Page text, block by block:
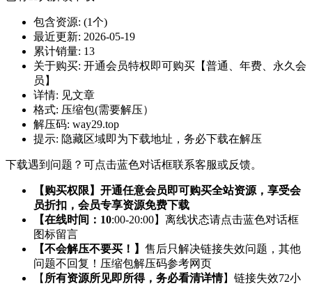
包含资源: (1个)
最近更新: 2026-05-19
累计销量: 13
关于购买: 开通会员特权即可购买【普通、年费、永久会
员】
详情: 见文章
格式: 压缩包(需要解压）
解压码: way29.top
提示: 隐藏区域即为下载地址，务必下载在解压
下载遇到问题？可点击蓝色对话框联系客服或反馈。
【购买权限】开通任意会员即可购买全站资源，享受会
员折扣，会员专享资源免费下载
【在线时间：10:00-20:00】离线状态请点击蓝色对话框
图标留言
【不会解压不要买！】 售后只解决链接失效问题，其他
问题不回复！压缩包解压码参考网页
【 所有资源所见即所得，务必看清详情】链接失效72小